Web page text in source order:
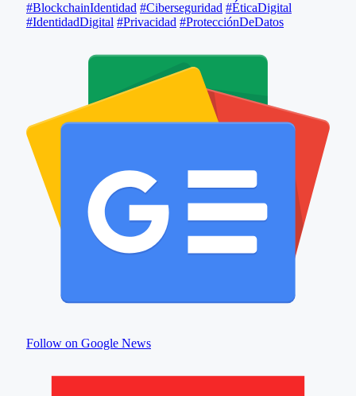
#BlockchainIdentidad #Ciberseguridad #ÉticaDigital
#IdentidadDigital #Privacidad #ProtecciónDeDatos
Follow on Google News